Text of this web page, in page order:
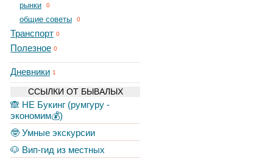
рынки 0
общие советы 0
Транспорт 0
Полезное 0
Дневники 1
ССЫЛКИ ОТ БЫВАЛЫХ
🙈 НЕ Букинг (румгуру -
экономим💰)
🤓 Умные экскурсии
🐶 Вип-гид из местных